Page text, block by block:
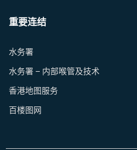
重要连结
水务署
水务署 – 内部喉管及技术
香港地图服务
百楼图网